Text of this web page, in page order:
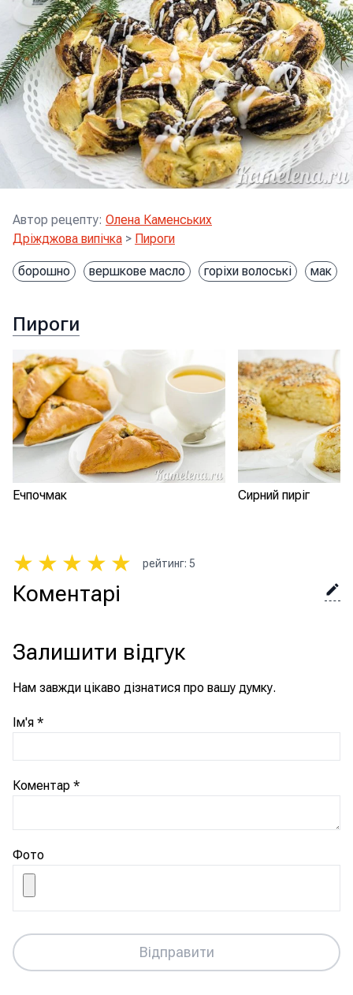
Автор рецепту: Олена Каменських
Дріжджова випічка > Пироги
борошно вершкове масло горіхи волоські мак
Пироги
Ечпочмак Сирний пиріг
★ ★ ★ ★ ★ рейтинг: 5
Коментарі
Залишити відгук
Нам завжди цікаво дізнатися про вашу думку.
Ім'я *
Коментар *
Фото
Відправити